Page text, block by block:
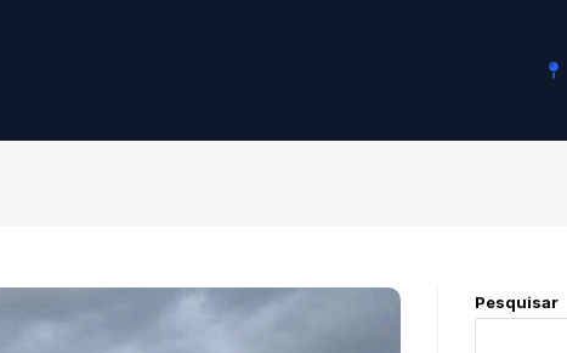
Pesquisar